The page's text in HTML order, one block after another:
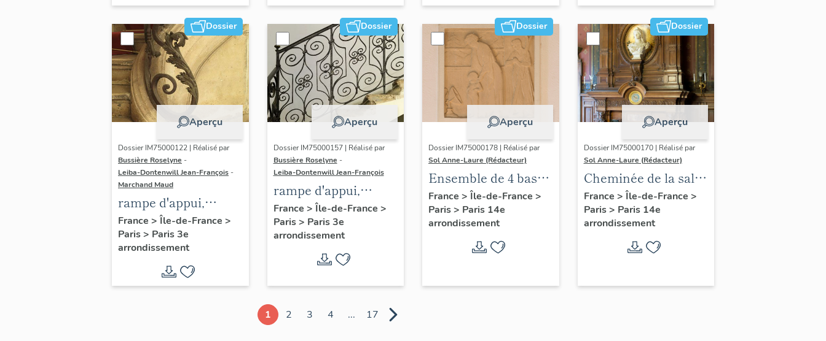
Dossier
Aperçu
Dossier IM75000122 | Réalisé par
Bussière Roselyne -
Leiba-Dontenwill Jean-François -
Marchand Maud
rampe d'appui,
escalier de la maison
à porte cochère (non
étudié)
France > Île-de-France >
Paris> Paris 3e
arrondissement
Dossier
Aperçu
Dossier IM75000157 | Réalisé par
Bussière Roselyne -
Leiba-Dontenwill Jean-François
rampe d'appui,
escalier de la maison
à porte cochère dite
hôtel de Bence (non
France > Île-de-France >
Paris> Paris 3e
arrondissement
Dossier
Aperçu
Dossier IM75000178 | Réalisé par
Sol Anne-Laure (Rédacteur)
Ensemble de 4 bas
reliefs : Les saisons
France > Île-de-France >
Paris> Paris 14e
arrondissement
Dossier
Aperçu
Dossier IM75000170 | Réalisé par
Sol Anne-Laure (Rédacteur)
Cheminée de la salle
des mariages
France > Île-de-France >
Paris> Paris 14e
arrondissement
1 2 3 4 ... 17